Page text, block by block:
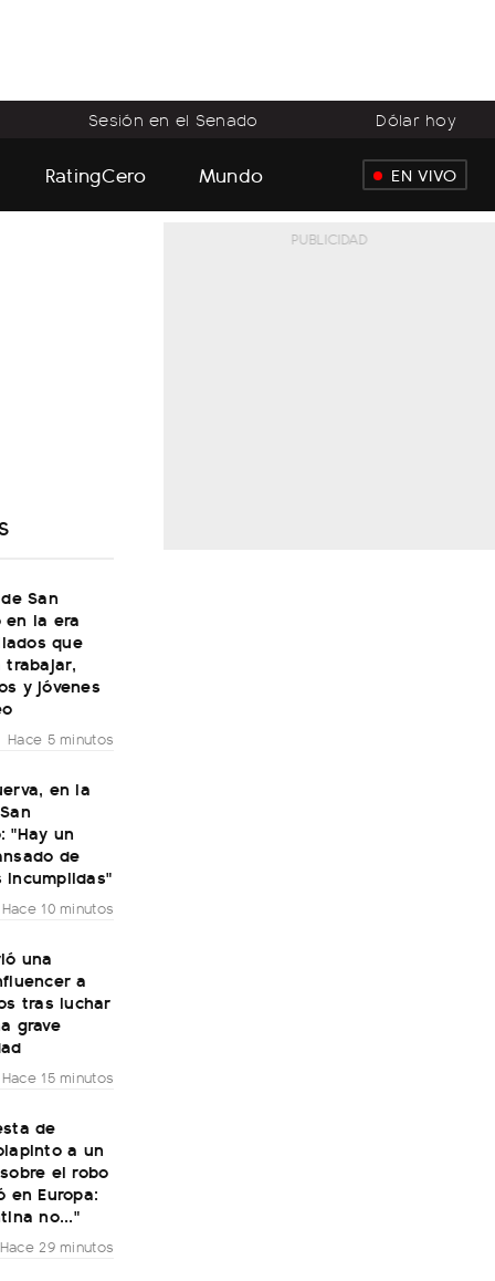
Sesión en el Senado Dólar hoy
RatingCero Mundo EN VIVO
San
en la era
que
trabajar,
y jóvenes
Hace 5 minutos
en la
"Hay un
de
incumplidas"
Hace 10 minutos
una
a
tras luchar
grave
Hace 15 minutos
de
a un
el robo
en Europa:
no..."
Hace 29 minutos